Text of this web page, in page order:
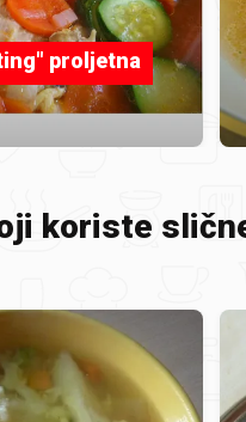
proljetna
koriste